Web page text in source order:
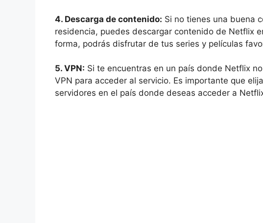
4. Descarga de contenido: Si no tienes una buena
residencia, puedes descargar contenido de Netflix
forma, podrás disfrutar de tus series y películas
5. VPN: Si te encuentras en un país donde Netflix
VPN para acceder al servicio. Es importante que
servidores en el país donde deseas acceder a